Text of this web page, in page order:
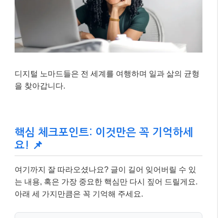
디지털 노마드들은 전 세계를 여행하며 일과 삶의 균형
을 찾아갑니다.
핵심 체크포인트: 이것만은 꼭 기억하세
요! 📌
여기까지 잘 따라오셨나요? 글이 길어 잊어버릴 수 있
는 내용, 혹은 가장 중요한 핵심만 다시 짚어 드릴게요.
아래 세 가지만큼은 꼭 기억해 주세요.